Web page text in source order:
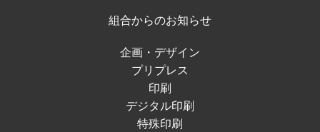
組合からのお知らせ
企画・デザイン
プリプレス
印刷
デジタル印刷
特殊印刷